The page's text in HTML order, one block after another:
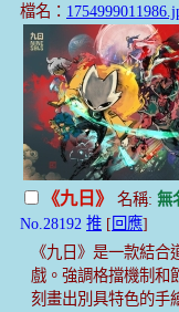
檔名：
《九日》 名稱: 無
No.28192 推 [ 回應]
《九日》是一款結
戲。強調格擋機制和
刻畫出別具特色的手